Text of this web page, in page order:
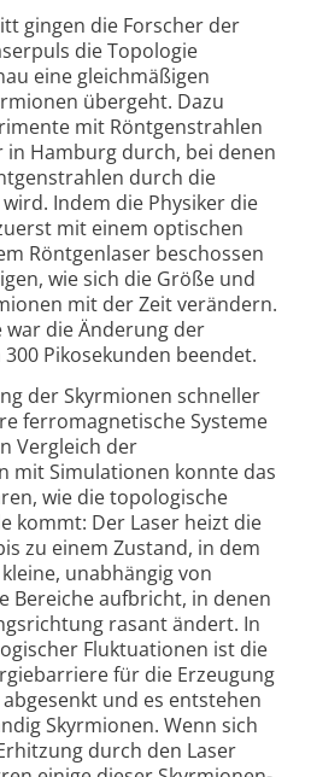
gingen die Forscher der
die Topologie
eine gleichmäßigen
übergeht. Dazu
mit Röntgenstrahlen
in Hamburg durch, bei denen
durch die
Indem die Physiker die
mit einem optischen
Röntgen­laser beschossen
wie sich die Größe und
mit der Zeit verändern.
die Änderung der
Pikosekunden beendet.
der Skyrmionen schneller
ferro­magnetische Systeme
Vergleich der
mit Simulationen konnte das
wie die topo­logische
kommt: Der Laser heizt die
zu einem Zustand, in dem
unabhängig von
Bereiche aufbricht, in denen
rasant ändert. In
Fluk­tuationen ist die
für die Erzeugung
und es entstehen
Skyrmionen. Wenn sich
durch den Laser